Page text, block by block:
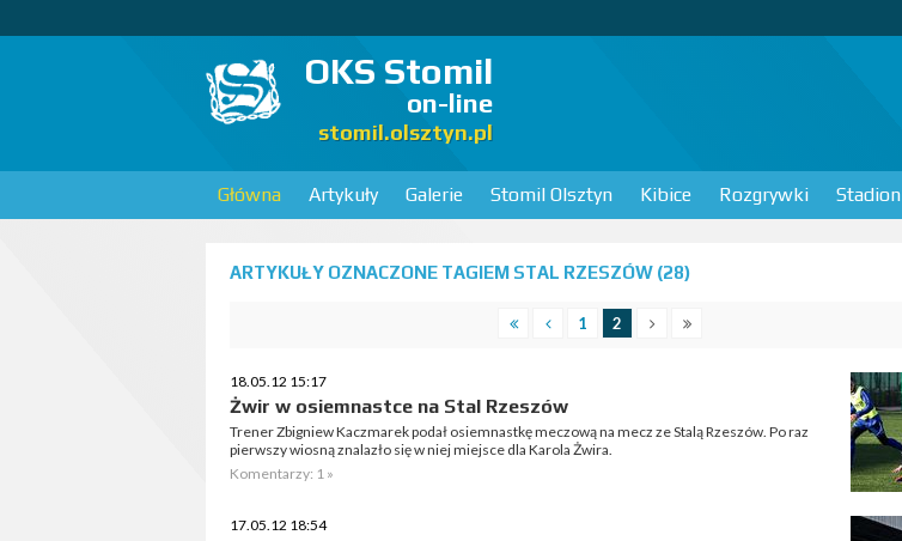
OKS Stomil
on-line
stomil.olsztyn.pl
Główna Artykuły Galerie Stomil Olsztyn Kibice Rozgrywki Stadion
ARTYKUŁY OZNACZONE TAGIEM STAL RZESZÓW (28)
1 2
18.05.12 15:17
Żwir w osiemnastce na Stal Rzeszów
Trener Zbigniew Kaczmarek podał osiemnastkę meczową na mecz ze Stalą Rzeszów. Po raz
pierwszy wiosną znalazło się w niej miejsce dla Karola Żwira.
Komentarzy: 1 »
17.05.12 18:54